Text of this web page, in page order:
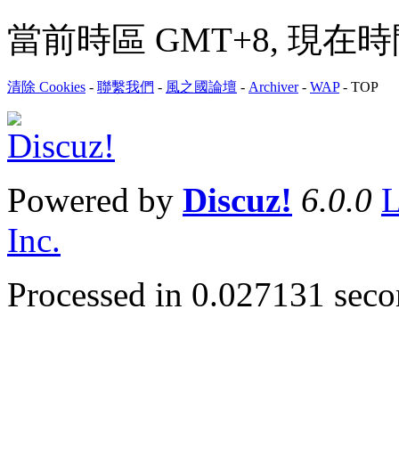
當前時區 GMT+8, 現在
清除 Cookies - 聯繫我們 - 風之國論壇 - Archiver- WAP- TOP
Powered by Discuz! 6.0.0
Inc.
Processed in 0.027131